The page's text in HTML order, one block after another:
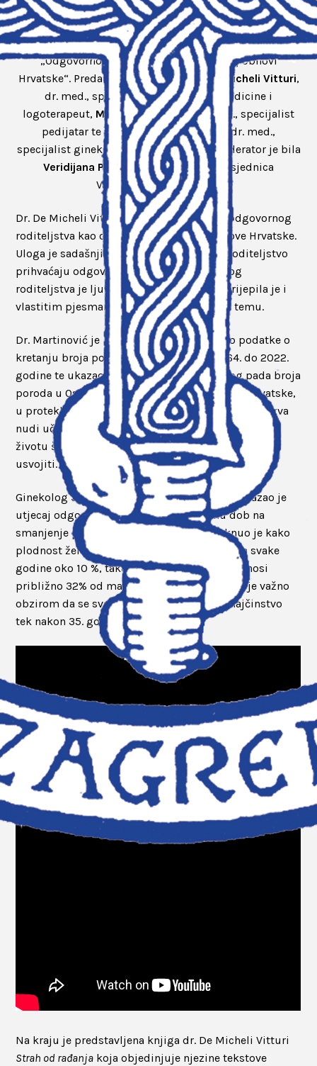
U organizaciji Podružnice HKLD-a u Varaždinu i
Varaždinske biskupije u srijedu, 13. prosinca 2023.
održan je u Varaždinu stručni skup na temu
„Odgovornost za život u demografskoj obnovi
Hrvatske“. Predavači su biliDanijela De Micheli Vitturi,
dr. med., specijalistica obiteljske medicine i
logoterapeut, Martin Martinović, dr. med., specijalist
pedijatar te mr. sc. Žarko Šperanda
, dr. med.,
specijalist ginekolog​ije i opstetricije. Moderator je bila
Veridijana Pavlović, dr. med., dopredsjednica
Varaždinske podružnice.
Dr. De Micheli Vitturi govorila je na temu odgovornog
roditeljstva kao osnove demografske obnove Hrvatske.
Uloga je sadašnjih i budućih roditelja da roditeljstvo
prihvaćaju odgovorno, a temelj odgovornog
roditeljstva je ljubav. Svoje izlaganje potkrijepila je i
vlastitim pjesmama koje je napisala na tu temu.
Dr. Martinović je u svome predavanju iznio podatke o
kretanju broja poroda u KBC Osijek od 1964. do 2022.
godine te ukazao na problem kontinuiranog pada broja
poroda u Osijeku, kao i u ostalim dijelovima Hrvatske,
u proteklih tridesetak godina. Istaknuo je kako Crkva
nudi učinkovito rješenje promovirajući otvorenost
životu što bi svaka mlada katolička obitelj trebala
usvojiti.
Ginekolog Šperanda u svome predavanju prikazao je
utjecaj odgode rađanja u kasniju životnu dob na
smanjenje plodnosti i depopulaciju. Istaknuo je kako
plodnost žena nakon 27. godine života opada svake
godine oko 10 %, tako da sa 32-35 god ona iznosi
približno 32% od maksimalne plodnosti, što je važno
obzirom da se sve više žena odlučuje na majčinstvo
tek nakon 35. godine života.
Na kraju je predstavljena knjiga dr. De Micheli Vitturi
Strah od rađanja koja objedinjuje njezine tekstove